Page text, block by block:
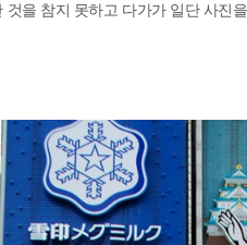
을 참지 못하고 다가가 일단 사진